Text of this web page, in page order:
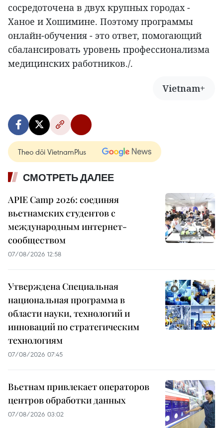
сосредоточена в двух крупных городах -
Ханое и Хошимине. Поэтому программы
онлайн-обучения - это ответ, помогающий
сбалансировать уровень профессионализма
медицинских работников./.
Vietnam+
Theo dõi VietnamPlus
СМОТРЕТЬ ДАЛЕЕ
APIE Camp 2026: соединяя
вьетнамских студентов с
международным интернет-
сообществом
07/08/2026 12:58
Утверждена Специальная
национальная программа в
области науки, технологий и
инноваций по стратегическим
технологиям
07/08/2026 07:45
Вьетнам привлекает операторов
центров обработки данных
07/08/2026 03:02